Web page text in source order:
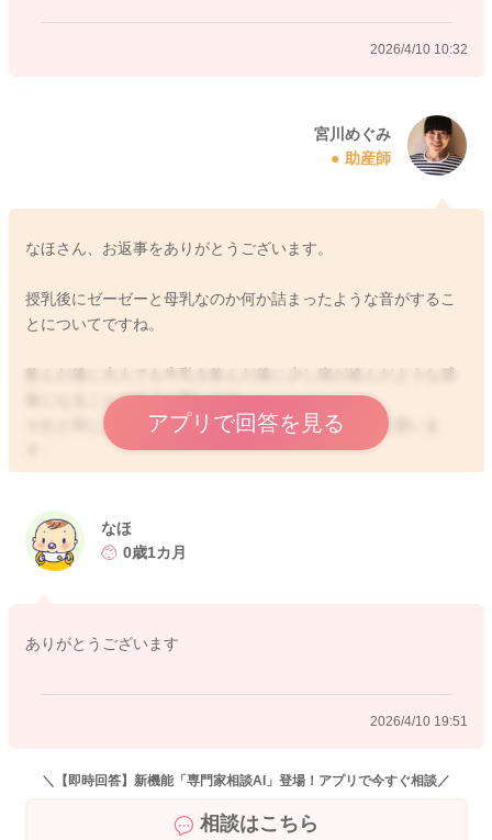
2026/4/10 10:32
宮川めぐみ
助産師
なほさん、お返事をありがとうございます。
授乳後にゼーゼーと母乳なのか何か詰まったような音がするこ
とについてですね。
飲んだ後に大人でも牛乳を飲んだ後に少し痰が絡んだような感
覚になることがあると思います。
それと同じようなことが起こっているのではないかと思いま
体も小さく喉なども狭目になりますので、その分絡んだような
顔色が悪くなったり、苦しそうにする様子が見られるようにな
ることもないようでしたら、様子を見ていただいていいように
よかったら参考になさってみて下さい。
また、大変恐縮ですが、ベビーカレンダー事務局から、以下の
ありませんが、下記をお読みいただき、ご理解いただけますと
アプリで回答を見る
なほ
0歳1カ月
ありがとうございます
2026/4/10 19:51
＼【即時回答】新機能「専門家相談AI」登場！アプリで今すぐ相談／
相談はこちら